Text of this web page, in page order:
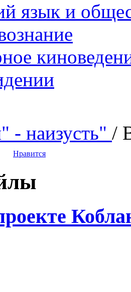
язык и
- наизусть" /
Нравится